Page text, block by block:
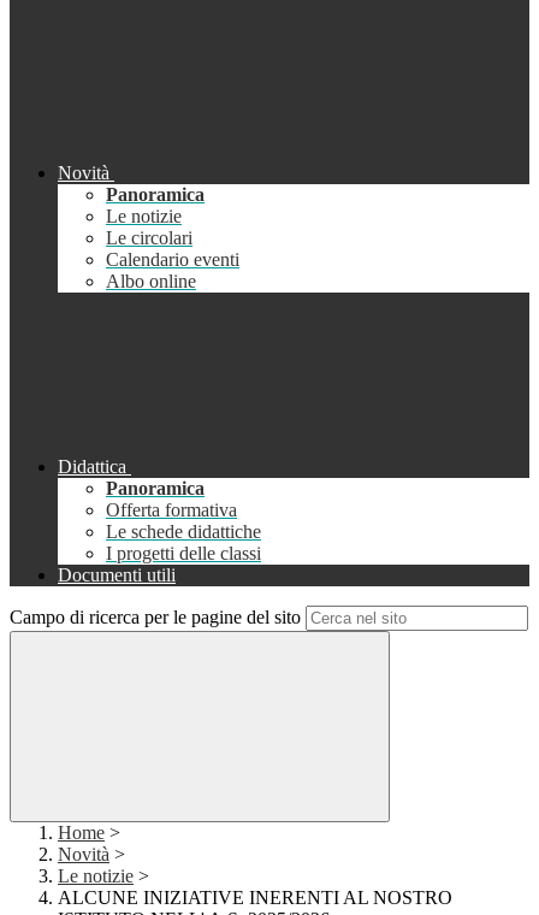
Novità
Panoramica
Le notizie
Le circolari
Calendario eventi
Albo online
Didattica
Panoramica
Offerta formativa
Le schede didattiche
I progetti delle classi
Documenti utili
Campo di ricerca per le pagine del sito
Home >
Novità >
Le notizie >
ALCUNE INIZIATIVE INERENTI AL NOSTRO